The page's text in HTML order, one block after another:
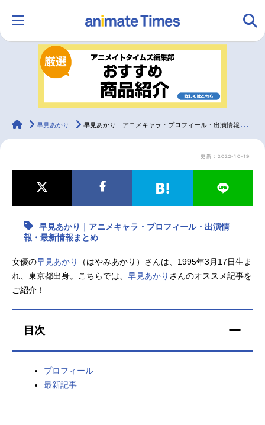
ランキング アニメ
ラジオ グッズ
最新記事一覧
アニメ記事一覧 声優記事一覧
アニメ映画一覧
今期アニメ曜日別一覧
春アニメ
男性声優/女性声優一覧
animateTimes
早見あかり 早見あかり｜アニメキャラ・プロフィール・出演情報・最新情報まとめ
更新：2022-10-19
早見あかり｜アニメキャラ・プロフィール・出演情
報・最新情報まとめ
女優の早見あかり
（はやみあかり）さんは、1995年3月17日生ま
れ、東京都出身。こちらでは、 早見あかり さんのオススメ記事を
ご紹介！
目次
プロフィール
最新記事